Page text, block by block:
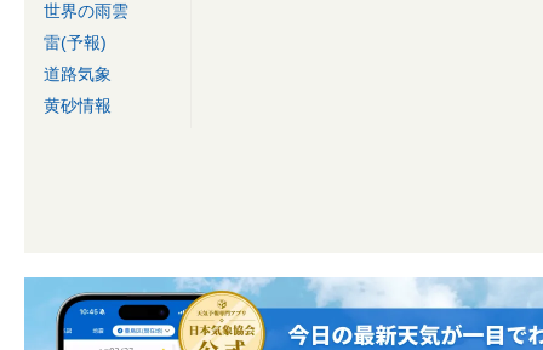
世界の雨雲
雷(予報)
道路気象
黄砂情報